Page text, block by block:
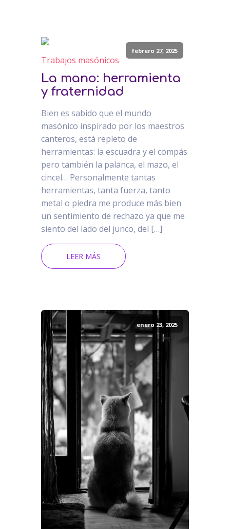
febrero 27, 2025
Trabajos masónicos
La mano: herramienta
y fraternidad
Bien es sabido que el mundo
masónico inspirado por los maestros
canteros, está repleto de
herramientas: la escuadra y el compás
pero también la palanca, el mazo, el
cincel… Personalmente tantas
herramientas, tanta fuerza, tanto
metal o piedra me produce más bien
un sentimiento de rechazo ya que me
siento del lado del junco, del […]
LEER MÁS
enero 23, 2025